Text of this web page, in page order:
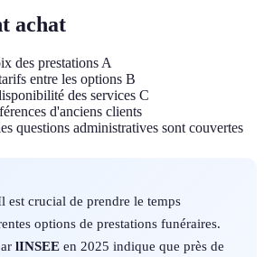
achat
des prestations A
entre les options B
des services C
d'anciens clients
questions administratives sont couvertes
est crucial de prendre le temps
options de prestations funéraires.
lINSEE en 2025 indique que près de